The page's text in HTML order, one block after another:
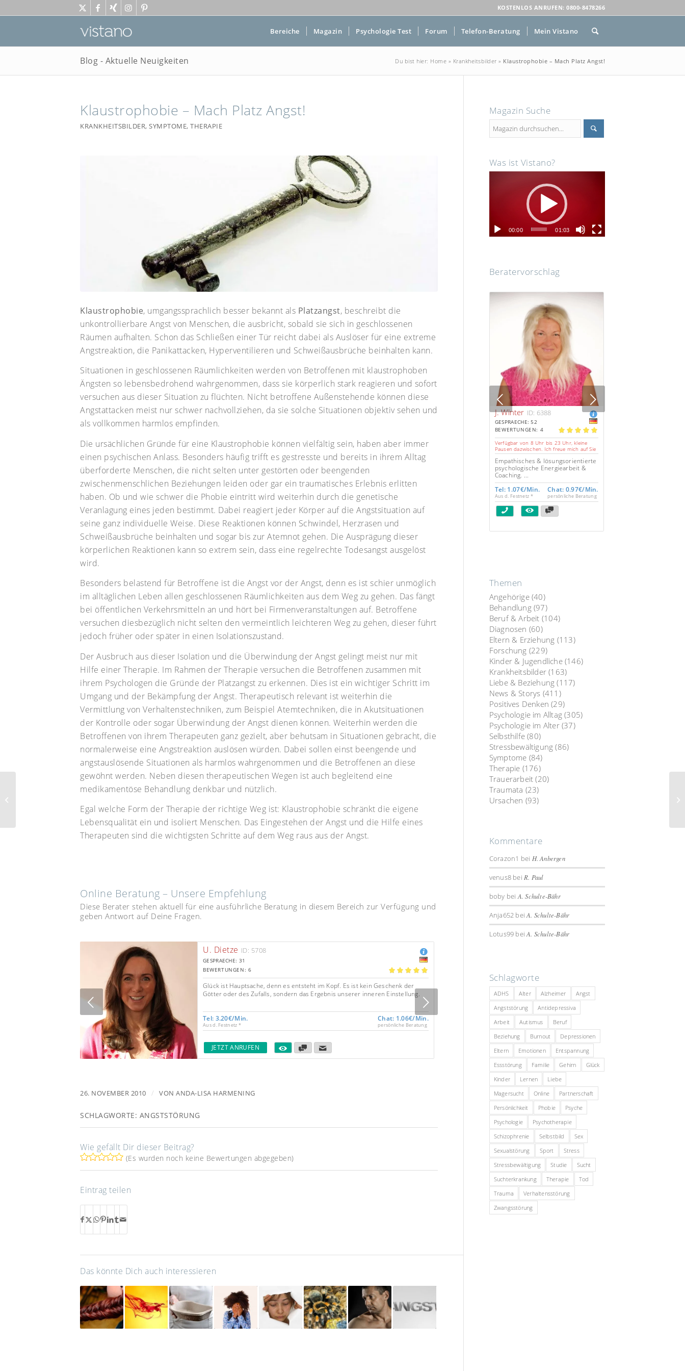
KOSTENLOS ANRUFEN: 0800-8478266
Bereiche Magazin Psychologie Test Forum Telefon-Beratung Mein Vistano
Blog - Aktuelle Neuigkeiten Du bist hier: Home » Krankheitsbilder » Klaustrophobie – Mach Platz Angst!
Klaustrophobie – Mach Platz Angst!
KRANKHEITSBILDER, SYMPTOME, THERAPIE
Klaustrophobie, umgangssprachlich besser bekannt als Platzangst, beschreibt die
unkontrollierbare Angst von Menschen, die ausbricht, sobald sie sich in geschlossenen
Räumen aufhalten. Schon das Schließen einer Tür reicht dabei als Auslöser für eine extreme
Angstreaktion, die Panikattacken, Hyperventilieren und Schweißausbrüche beinhalten kann.
Situationen in geschlossenen Räumlichkeiten werden von Betroffenen mit klaustrophoben
Ängsten so lebensbedrohend wahrgenommen, dass sie körperlich stark reagieren und sofort
versuchen aus dieser Situation zu flüchten. Nicht betroffene Außenstehende können diese
Angstattacken meist nur schwer nachvollziehen, da sie solche Situationen objektiv sehen und
als vollkommen harmlos empfinden.
Die ursächlichen Gründe für eine Klaustrophobie können vielfältig sein, haben aber immer
einen psychischen Anlass. Besonders häufig trifft es gestresste und bereits in ihrem Alltag
überforderte Menschen, die nicht selten unter gestörten oder beengenden
zwischenmenschlichen Beziehungen leiden oder gar ein traumatisches Erlebnis erlitten
haben. Ob und wie schwer die Phobie eintritt wird weiterhin durch die genetische
Veranlagung eines jeden bestimmt. Dabei reagiert jeder Körper auf die Angstsituation auf
seine ganz individuelle Weise. Diese Reaktionen können Schwindel, Herzrasen und
Schweißausbrüche beinhalten und sogar bis zur Atemnot gehen. Die Ausprägung dieser
körperlichen Reaktionen kann so extrem sein, dass eine regelrechte Todesangst ausgelöst
wird.
Besonders belastend für Betroffene ist die Angst vor der Angst, denn es ist schier unmöglich
im alltäglichen Leben allen geschlossenen Räumlichkeiten aus dem Weg zu gehen. Das fängt
bei öffentlichen Verkehrsmitteln an und hört bei Firmenveranstaltungen auf. Betroffene
versuchen diesbezüglich nicht selten den vermeintlich leichteren Weg zu gehen, dieser führt
jedoch früher oder später in einen Isolationszustand.
Der Ausbruch aus dieser Isolation und die Überwindung der Angst gelingt meist nur mit
Hilfe einer Therapie. Im Rahmen der Therapie versuchen die Betroffenen zusammen mit
ihrem Psychologen die Gründe der Platzangst zu erkennen. Dies ist ein wichtiger Schritt im
Umgang und der Bekämpfung der Angst. Therapeutisch relevant ist weiterhin die
Vermittlung von Verhaltenstechniken, zum Beispiel Atemtechniken, die in Akutsituationen
der Kontrolle oder sogar Überwindung der Angst dienen können. Weiterhin werden die
Betroffenen von ihrem Therapeuten ganz gezielt, aber behutsam in Situationen gebracht, die
normalerweise eine Angstreaktion auslösen würden. Dabei sollen einst beengende und
angstauslösende Situationen als harmlos wahrgenommen und die Betroffenen an diese
gewöhnt werden. Neben diesen therapeutischen Wegen ist auch begleitend eine
medikamentöse Behandlung denkbar und nützlich.
Egal welche Form der Therapie der richtige Weg ist: Klaustrophobie schränkt die eigene
Lebensqualität ein und isoliert Menschen. Das Eingestehen der Angst und die Hilfe eines
Therapeuten sind die wichtigsten Schritte auf dem Weg raus aus der Angst.
Online Beratung – Unsere Empfehlung
Diese Berater stehen aktuell für eine ausführliche Beratung in diesem Bereich zur Verfügung und
geben Antwort auf Deine Fragen.
U. Dietze ID: 5708
GESPRAECHE: 31
5.00
BEWERTUNGEN: 6
Glück ist Hauptsache, denn es entsteht im Kopf. Es ist kein Geschenk der
Götter oder des Zufalls, sondern das Ergebnis unserer inneren Einstellung.
Tel: 3.20€/Min.
Aus d. Festnetz *
Chat: 1.06€/Min.
persönliche Beratung
JETZT ANRUFEN
26. NOVEMBER 2010 / VON ANDA-LISA HARMENING
SCHLAGWORTE: ANGSTSTÖRUNG
Wie gefällt Dir dieser Beitrag?
(Es wurden noch keine Bewertungen abgegeben)
Eintrag teilen
Das könnte Dich auch interessieren
Magazin Suche
Was ist Vistano?
00:00 01:03
Beratervorschlag
J. Winter ID: 6388
GESPRAECHE: 52
5.00
BEWERTUNGEN: 4
Verfügbar von 8 Uhr bis 23 Uhr, kleine
Pausen dazwischen. Ich freue mich auf Sie
Empathisches & lösungsorientierte
psychologische Energiearbeit &
Coaching. ...
Tel: 1.07€/Min.
Aus d. Festnetz *
Chat: 0.97€/Min.
persönliche Beratung
Previous Next
Themen
Angehörige(40)
Behandlung(97)
Beruf & Arbeit (104)
Diagnosen (60)
Eltern & Erziehung (113)
Forschung (229)
Kinder & Jugendliche(146)
Krankheitsbilder (163)
Liebe & Beziehung (117)
News & Storys (411)
Positives Denken (29)
Psychologie im Alltag (305)
Psychologie im Alter(37)
Selbsthilfe (80)
Stressbewältigung (86)
Symptome (84)
Therapie (176)
Trauerarbeit (20)
Traumata (23)
Ursachen (93)
Kommentare
Corazon1 bei H. Anbergen
venus8 beiR. Paul
boby beiA. Schulte-Bähr
Anja652 beiA. Schulte-Bähr
Lotus99 beiA. Schulte-Bähr
Schlagworte
ADHS Alter Alzheimer
Angst
Angststörung
Antidepressiva
Arbeit
Autismus
Beruf
Beziehung
Burnout
Depressionen
Eltern
Emotionen
Entspannung
Essstörung
Familie Gehirn
Glück
Kinder
Lernen
Liebe
Magersucht
Online
Partnerschaft
Persönlichkeit
Phobie
Psyche
Psychologie
Psychotherapie
Schizophrenie
Selbstbild
Sex
Sexualstörung
Sport
Stress
Stressbewältigung
Studie
Sucht
Suchterkrankung
Therapie
Tod
Trauma
Verhaltensstörung
Zwangsstörung